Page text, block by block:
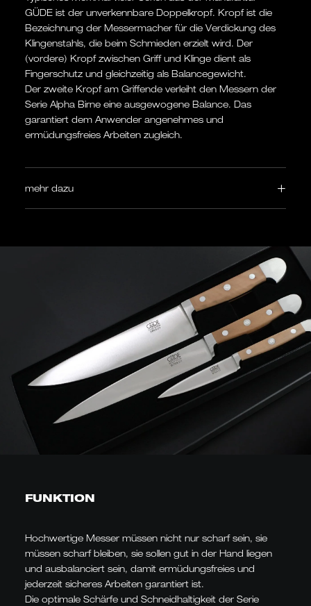
GÜDE ist der unverkennbare Doppelkropf. Kropf ist die
Bezeichnung der Messermacher für die Verdickung des
Klingenstahls, die beim Schmieden erzielt wird. Der
(vordere) Kropf zwischen Griff und Klinge dient als
Fingerschutz und gleichzeitig als Balancegewicht.
Der zweite Kropf am Griffende verleiht den Messern der
Serie Alpha Birne eine ausgewogene Balance. Das
garantiert dem Anwender angenehmes und
ermüdungsfreies Arbeiten zugleich.
mehr dazu
FUNKTION
Hochwertige Messer müssen nicht nur scharf sein, sie
müssen scharf bleiben, sie sollen gut in der Hand liegen
und ausbalanciert sein, damit ermüdungsfreies und
jederzeit sicheres Arbeiten garantiert ist.
Die optimale Schärfe und Schneidhaltigkeit der Serie